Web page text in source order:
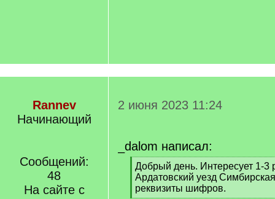
Rannev
Начинающий
Сообщений:
48
На сайте с
2 июня 2023 11:24
_dalom написал:
[
q
]
Добрый день. Интересует 1-3
Ардатовский уезд
реквизиты шифров.